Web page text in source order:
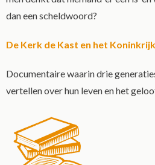
dan een scheldwoord?
De Kerk de Kast en het
Documentaire waarin drie
vertellen over hun leven en het